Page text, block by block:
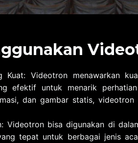
Kuat: Videotron menawarkan
efektif untuk menarik
dan gambar statis,
Videotron bisa digunakan di
tepat untuk berbagai jenis